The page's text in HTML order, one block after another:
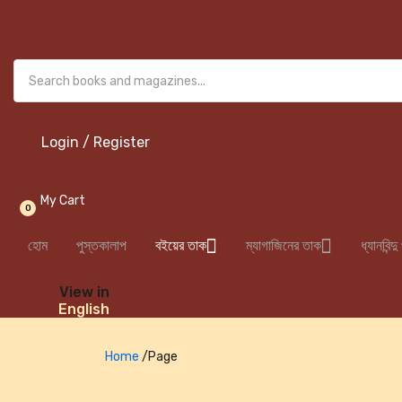
Login / Register
0 My Cart
হোম পুস্তকালাপ বইয়ের তাক ম্যাগাজিনের তাক
View in
English
Home /Page